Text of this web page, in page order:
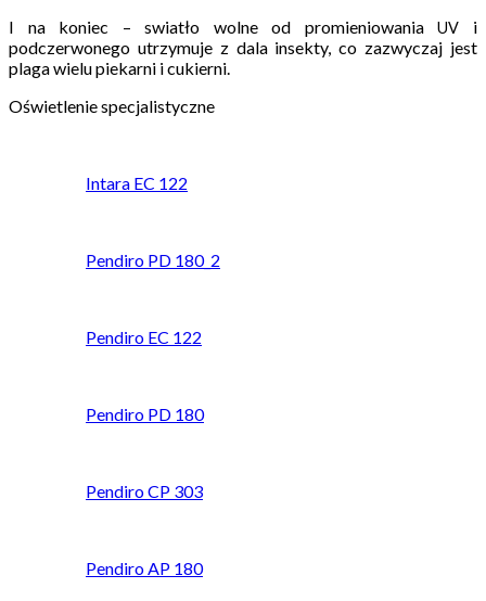
I na koniec – swiatło wolne od promieniowaniaUV i
podczerwonego utrzymuje z dala insekty, co zazwyczaj jest
plaga wielu piekarni i cukierni.
Oświetlenie specjalistyczne
Intara EC 122
Pendiro PD 180_2
Pendiro EC 122
Pendiro PD 180
Pendiro CP 303
Pendiro AP 180